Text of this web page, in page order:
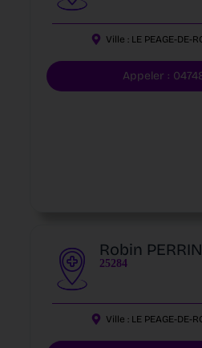
Ville : LE PEAGE-DE-
Appeler :
Robin PERRIN
25284
Ville : LE PEAGE-DE-